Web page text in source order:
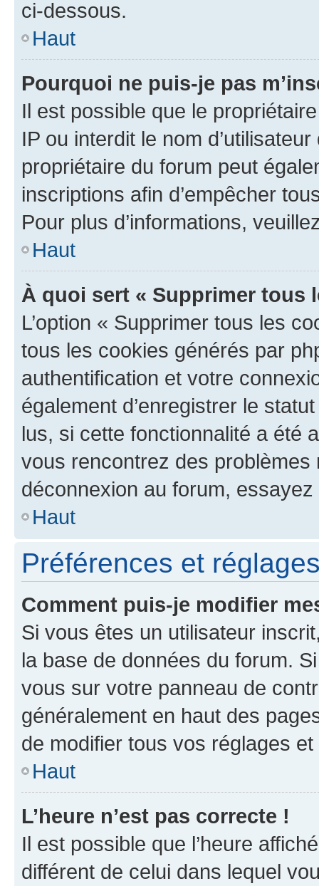
ci-dessous.
Haut
Pourquoi ne puis-je pas
Il est possible que le
IP ou interdit le nom
propriétaire du forum peut
inscriptions afin d’empêcher
Pour plus d’informations,
Haut
À quoi sert « Supprimer tous
L’option « Supprimer tous les
tous les cookies générés par
authentification et votre
également d’enregistrer le
lus, si cette fonctionnalité a été
vous rencontrez des
déconnexion au forum,
Haut
Préférences et
Comment puis-je modifier
Si vous êtes un utilisateur
la base de données du forum.
vous sur votre panneau de
généralement en haut des
de modifier tous vos réglages
Haut
L’heure n’est pas correcte !
Il est possible que l’heure
différent de celui dans lequel